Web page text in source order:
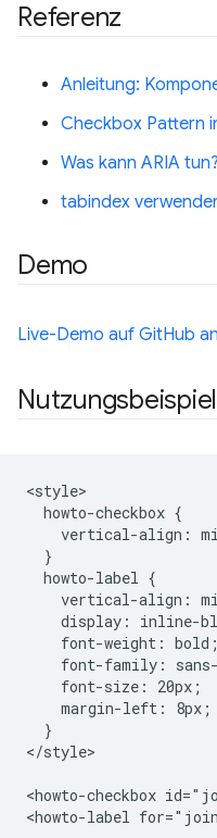
Referenz
Anleitung:
Checkbox Pattern
Was kann ARIA tun?
tabindex
Demo
Live-Demo auf GitHub
Nutzungsbeispiel
<style>
  howto-checkbox {
vertical-align:
  }
  howto-label {
vertical-align:
display: inline-
    font-weight: bold;
font-family:
    font-size: 20px;
    margin-left: 8px;
  }
</style>
<howto-checkbox